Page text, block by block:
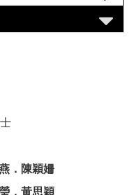
．陳穎姍
．黃思穎